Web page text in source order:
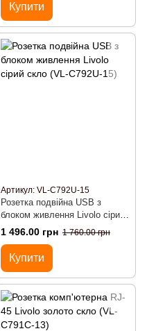
Купити
Артикул: VL-C792U-15
Розетка подвійна USB з
блоком живлення Livolo сірий
скло (VL-C792U-15)
1 496.00 грн 1 760.00 грн
Купити